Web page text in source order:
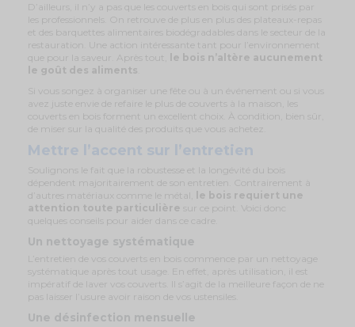
D’ailleurs, il n’y a pas que les couverts en bois qui sont prisés par
les professionnels. On retrouve de plus en plus des plateaux-repas
et des barquettes alimentaires biodégradables dans le secteur de la
restauration. Une action intéressante tant pour l’environnement
que pour la saveur. Après tout,
le bois n’altère aucunement
le goût des aliments
Si vous songez à organiser une fête ou à un événement ou si vous
avez juste envie de refaire le plus de couverts à la maison, les
couverts en bois forment un excellent choix. À condition, bien sûr,
de miser sur la qualité des produits que vous achetez.
Mettre l’accent sur l’entretien
Soulignons le fait que la robustesse et la longévité du bois
dépendent majoritairement de son entretien. Contrairement à
d’autres matériaux comme le métal,
le bois requiert une
attention toute particulière sur ce point. Voici donc
quelques conseils pour aider dans ce cadre.
Un nettoyage systématique
L’entretien de vos couverts en bois commence par un nettoyage
systématique après tout usage. En effet, après utilisation, il est
impératif de laver vos couverts. Il s’agit de la meilleure façon de ne
pas laisser l’usure avoir raison de vos ustensiles.
Une désinfection mensuelle